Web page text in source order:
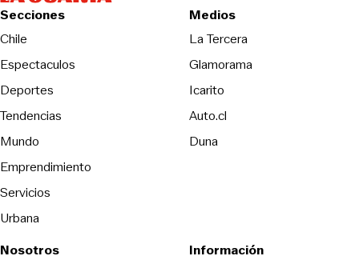
Secciones
Chile
Espectaculos
Deportes
Tendencias
Mundo
Emprendimiento
Servicios
Urbana
Medios
La TerceraOpens in new
Glamorama
Icarito
Auto.cl
DunaOpens in new window
Nosotros Información